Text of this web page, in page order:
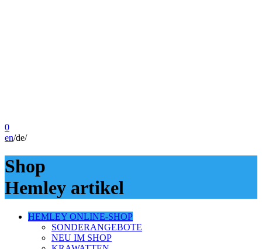
0
en/de/
Shop
Hemley artikel
HEMLEY ONLINE-SHOP
SONDERANGEBOTE
NEU IM SHOP